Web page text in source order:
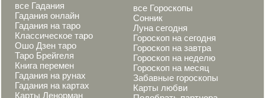
все Гадания
Гадания онлайн
Гадания на таро
Классическое таро
Ошо Дзен таро
Таро Брейгеля
Книга перемен
Гадания на рунах
Гадания на картах
Карты Ленорман
все Гороскопы
Сонник
Луна сегодня
Гороскоп на сегодня
Гороскоп на завтра
Гороскоп на неделю
Гороскоп на месяц
Забавные гороскопы
Карты любви